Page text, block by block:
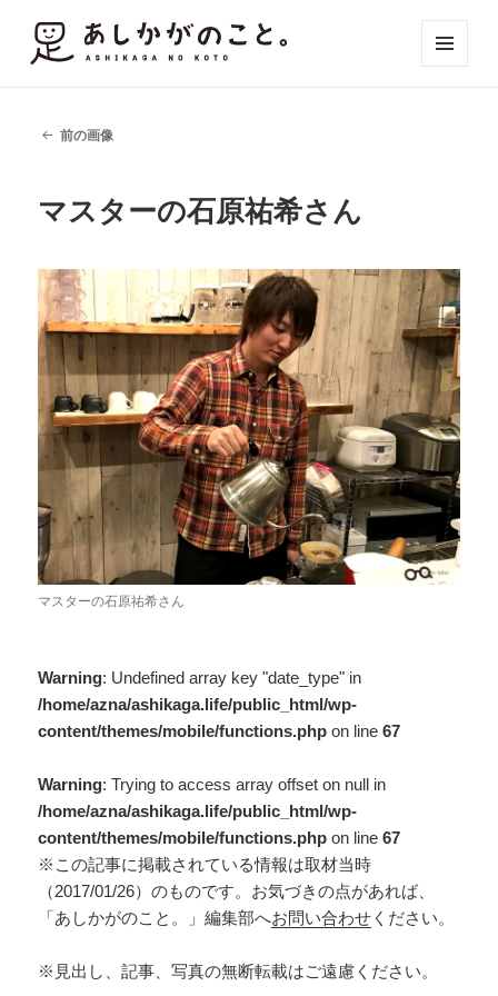
前の画像
マスターの石原祐希さん
マスターの石原祐希さん
Warning: Undefined array key "date_type" in
/home/azna/ashikaga.life/public_html/wp-
content/themes/mobile/functions.php on line67
Warning: Trying to access array offset on null in
/home/azna/ashikaga.life/public_html/wp-
content/themes/mobile/functions.php on line67
※この記事に掲載されている情報は取材当時
（2017/01/26）のものです。お気づきの点があれば、
「あしかがのこと。」編集部へお問い合わせ ください。
※見出し、記事、写真の無断転載はご遠慮ください。